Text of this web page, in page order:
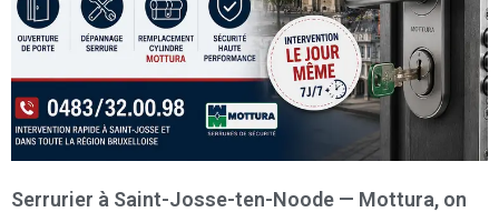
Serrurier à Saint-Josse-ten-Noode — Mottura, on